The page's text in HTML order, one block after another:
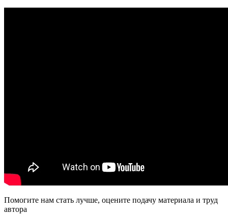
Помогите нам стать лучше, оцените подачу материала и труд
автора